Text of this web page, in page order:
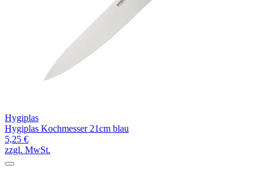
Hygiplas
Hygiplas Kochmesser 21cm blau
5,25 €
zzgl. MwSt.